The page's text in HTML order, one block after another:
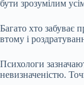
бути зрозумілим
Багато хто забуває
втому і
Психологи
невизначеністю.